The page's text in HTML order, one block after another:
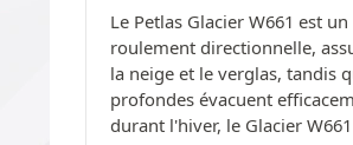
Le Petlas Glacier W661 est
roulement directionnelle,
la neige et le verglas, tandis
profondes évacuent
durant l'hiver, le Glacier